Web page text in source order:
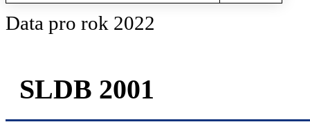
Data pro rok 2022
SLDB 2001